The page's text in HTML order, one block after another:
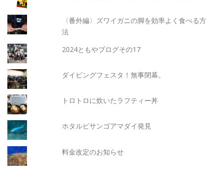
〈番外編〉ズワイガニの脚を効率よく食べる方
法
2024ともやブログその17
ダイビングフェスタ！無事閉幕。
トロトロに炊いたラフティー丼
ホタルビサンゴアマダイ発見
料金改定のお知らせ